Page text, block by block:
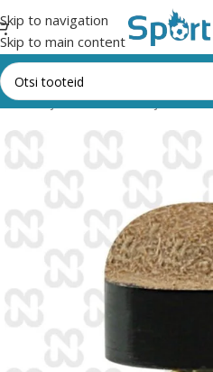
Skip to navigation
Skip to main content
Piljard Kiide otsad ja alused